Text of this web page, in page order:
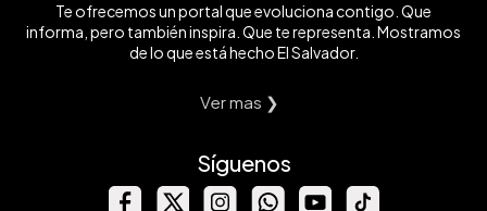
Te ofrecemos un portal que evoluciona contigo. Que
informa, pero también inspira. Que te representa. Mostramos
de lo que está hecho El Salvador.
Ver mas ❯
Síguenos